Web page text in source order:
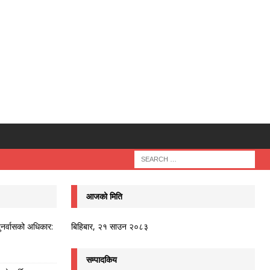
अधिकार:
आजको मिति
बिहिबार, २१ साउन २०८३
सम्पादकिय